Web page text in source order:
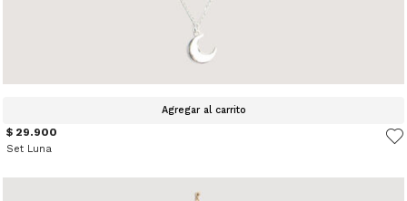
Agregar al carrito
$ 29.900
Set Luna